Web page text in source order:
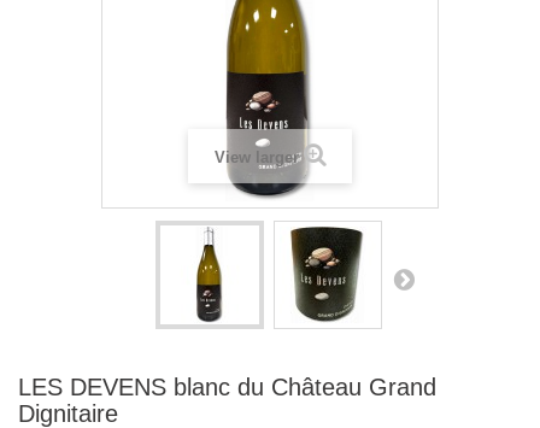
View larger
LES DEVENS blanc du Château Grand
Dignitaire